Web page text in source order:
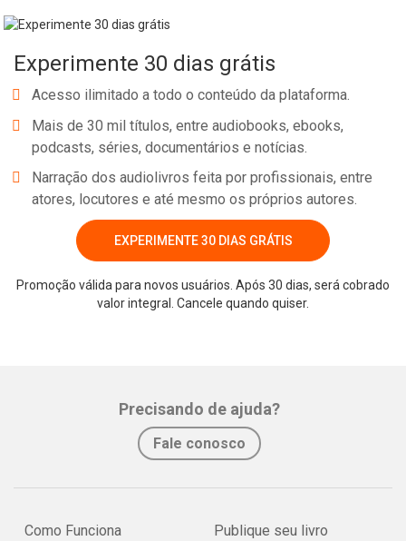
Experimente 30 dias grátis
Acesso ilimitado a todo o conteúdo da plataforma.
Mais de 30 mil títulos, entre audiobooks, ebooks,
podcasts, séries, documentários e notícias.
Narração dos audiolivros feita por profissionais, entre
atores, locutores e até mesmo os próprios autores.
EXPERIMENTE 30 DIAS GRÁTIS
Promoção válida para novos usuários. Após 30 dias, será cobrado
valor integral. Cancele quando quiser.
Precisando de ajuda?
Fale conosco
Como Funciona
Publique seu livro
Whatsapp Facebook Twitter E-mail